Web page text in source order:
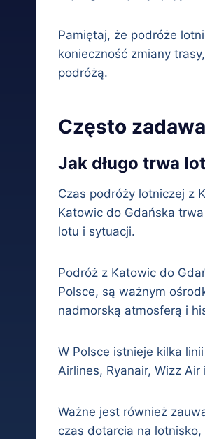
Pamiętaj, że podróże
konieczność zmiany
podróżą.
Często
Jak długo trwa
Czas podróży lotniczej z
Katowic do Gdańska
lotu i sytuacji.
Podróż z Katowic do
Polsce, są ważnym
nadmorską atmosferą i
W Polsce istnieje kilka
Airlines, Ryanair, Wizz
Ważne jest również
czas dotarcia na